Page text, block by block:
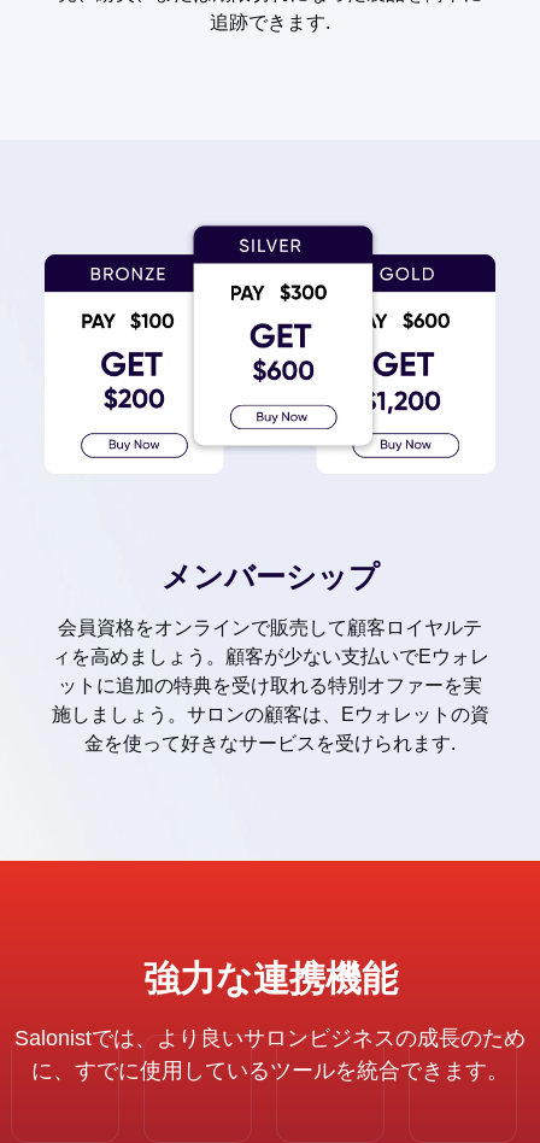
追跡できます.
メンバーシップ
会員資格をオンラインで販売して顧客ロイヤルテ
ィを高めましょう。顧客が少ない支払いでEウォレ
ットに追加の特典を受け取れる特別オファーを実
施しましょう。サロンの顧客は、Eウォレットの資
金を使って好きなサービスを受けられます.
強力な連携機能
Salonistでは、より良いサロンビジネスの成長のため
に、すでに使用しているツールを統合できます。